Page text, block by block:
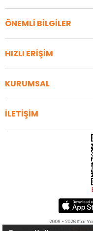
ÖNEMLİ BİLGİLER
HIZLI ERİŞİM
KURUMSAL
İLETİŞİM
2009 - 2026 Star